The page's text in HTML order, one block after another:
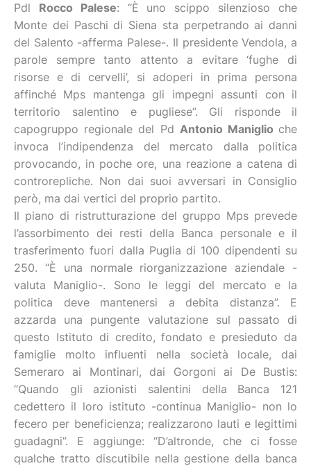
Pdl Rocco Palese: “È uno scippo silenzioso che
Monte dei Paschi di Siena sta perpetrando ai danni
del Salento -afferma Palese-. Il presidente Vendola, a
parole sempre tanto attento a evitare ‘fughe di
risorse e di cervelli’, si adoperi in prima persona
affinché Mps mantenga gli impegni assunti con il
territorio salentino e pugliese”. Gli risponde il
capogruppo regionale del Pd Antonio Maniglio che
invoca l’indipendenza del mercato dalla politica
provocando, in poche ore, una reazione a catena di
controrepliche. Non dai suoi avversari in Consiglio
però, ma dai vertici del proprio partito.
Il piano di ristrutturazione del gruppo Mps prevede
l’assorbimento dei resti della Banca personale e il
trasferimento fuori dalla Puglia di 100 dipendenti su
250. “È una normale riorganizzazione aziendale -
valuta Maniglio-. Sono le leggi del mercato e la
politica deve mantenersi a debita distanza”. E
azzarda una pungente valutazione sul passato di
questo Istituto di credito, fondato e presieduto da
famiglie molto influenti nella società locale, dai
Semeraro ai Montinari, dai Gorgoni ai De Bustis:
“Quando gli azionisti salentini della Banca 121
cedettero il loro istituto -continua Maniglio- non lo
fecero per beneficienza; realizzarono lauti e legittimi
guadagni”. E aggiunge: “D’altronde, che ci fosse
qualche tratto discutibile nella gestione della banca